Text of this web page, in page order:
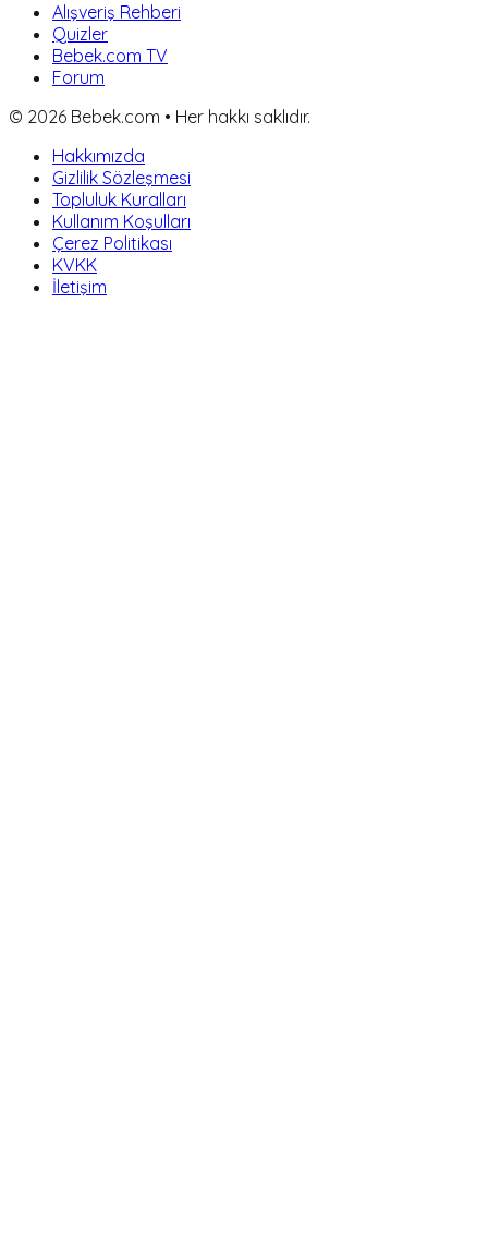
Alışveriş Rehberi
Quizler
Bebek.com TV
Forum
© 2026 Bebek.com • Her hakkı saklıdır.
Hakkımızda
Gizlilik Sözleşmesi
Topluluk Kuralları
Kullanım Koşulları
Çerez Politikası
KVKK
İletişim